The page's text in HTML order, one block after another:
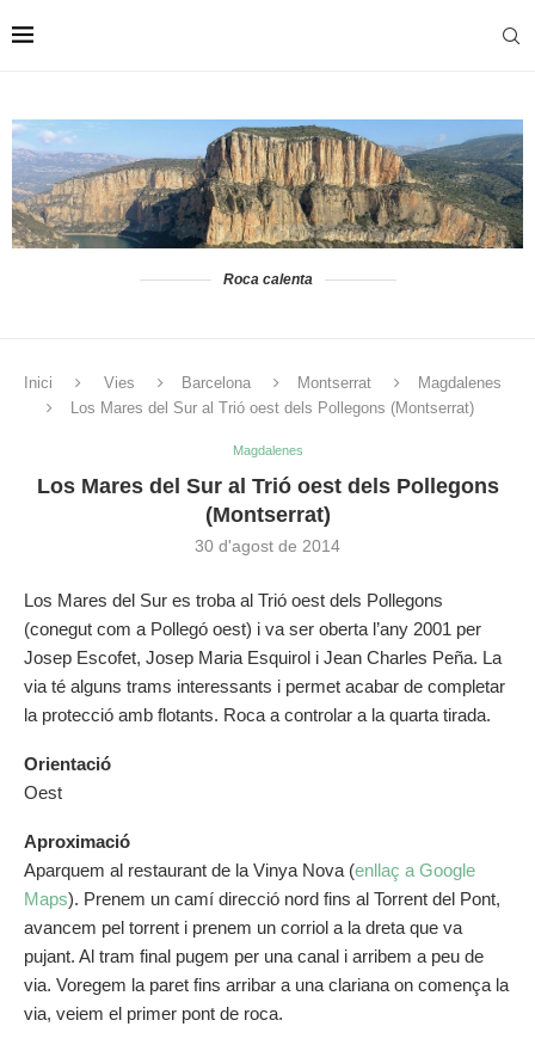
Roca calenta
Inici Vies Barcelona Montserrat
Magdalenes
Los Mares del Sur al Trió oest dels Pollegons (Montserrat)
Magdalenes
Los Mares del Sur al Trió oest dels Pollegons
(Montserrat)
30 d'agost de 2014
Los Mares del Sur es troba al Trió oest dels Pollegons
(conegut com a Pollegó oest) i va ser oberta l’any 2001 per
Josep Escofet, Josep Maria Esquirol i Jean Charles Peña. La
via té alguns trams interessants i permet acabar de completar
la protecció amb flotants. Roca a controlar a la quarta tirada.
Orientació
Oest
Aproximació
Aparquem al restaurant de la Vinya Nova (enllaç a Google
Maps). Prenem un camí direcció nord fins al Torrent del Pont,
avancem pel torrent i prenem un corriol a la dreta que va
pujant. Al tram final pugem per una canal i arribem a peu de
via. Voregem la paret fins arribar a una clariana on comença la
via, veiem el primer pont de roca.